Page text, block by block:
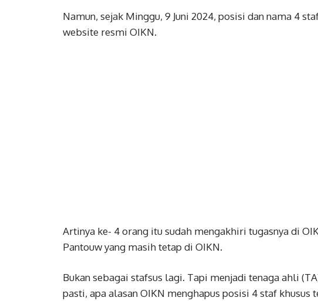
Namun, sejak Minggu, 9 Juni 2024, posisi dan nama 4
website resmi OIKN.
Artinya ke- 4 orang itu sudah mengakhiri tugasnya di
Pantouw yang masih tetap di OIKN.
Bukan sebagai stafsus lagi. Tapi menjadi tenaga ahli
pasti, apa alasan OIKN menghapus posisi 4 staf khusus